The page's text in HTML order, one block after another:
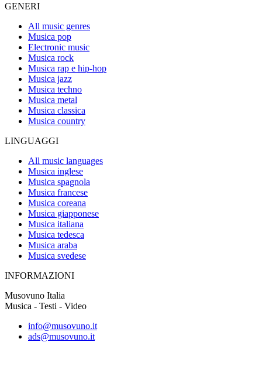
GENERI
All music genres
Musica pop
Electronic music
Musica rock
Musica rap e hip-hop
Musica jazz
Musica techno
Musica metal
Musica classica
Musica country
LINGUAGGI
All music languages
Musica inglese
Musica spagnola
Musica francese
Musica coreana
Musica giapponese
Musica italiana
Musica tedesca
Musica araba
Musica svedese
INFORMAZIONI
Musovuno Italia
Musica - Testi - Video
info@musovuno.it
ads@musovuno.it